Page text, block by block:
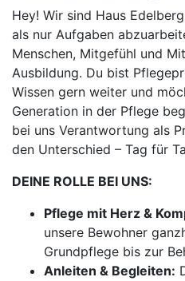
Hey! Wir sind Haus
als nur Aufgaben
Menschen, Mitgefühl und
Ausbildung. Du bist
Wissen gern weiter und
Generation in der Pflege
bei uns Verantwortung als
den Unterschied – Tag für
DEINE ROLLE BEI UNS:
Pflege mit Herz &
unsere Bewohner
Grundpflege bis zur
Anleiten & Begleiten: